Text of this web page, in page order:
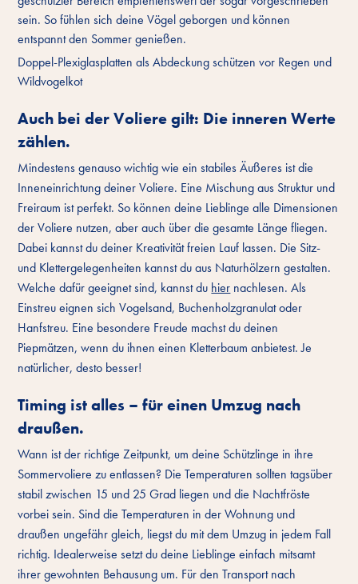
sein. So fühlen sich deine Vögel geborgen und können
entspannt den Sommer genießen.
Doppel-Plexiglasplatten als Abdeckung schützen vor Regen und
Wildvogelkot
Auch bei der Voliere gilt: Die inneren Werte
zählen.
Mindestens genauso wichtig wie ein stabiles Äußeres ist die
Inneneinrichtung deiner Voliere. Eine Mischung aus Struktur und
Freiraum ist perfekt. So können deine Lieblinge alle Dimensionen
der Voliere nutzen, aber auch über die gesamte Länge fliegen.
Dabei kannst du deiner Kreativität freien Lauf lassen. Die Sitz-
und Klettergelegenheiten kannst du aus Naturhölzern gestalten.
Welche dafür geeignet sind, kannst du hier nachlesen. Als
Einstreu eignen sich Vogelsand, Buchenholzgranulat oder
Hanfstreu. Eine besondere Freude machst du deinen
Piepmätzen, wenn du ihnen einen Kletterbaum anbietest. Je
natürlicher, desto besser!
Timing ist alles – für einen Umzug nach
draußen.
Wann ist der richtige Zeitpunkt, um deine Schützlinge in ihre
Sommervoliere zu entlassen? Die Temperaturen sollten tagsüber
stabil zwischen 15 und 25 Grad liegen und die Nachtfröste
vorbei sein. Sind die Temperaturen in der Wohnung und
draußen ungefähr gleich, liegst du mit dem Umzug in jedem Fall
richtig. Idealerweise setzt du deine Lieblinge einfach mitsamt
ihrer gewohnten Behausung um. Für den Transport nach